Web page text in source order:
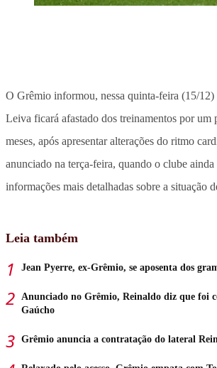
O Grêmio informou, nessa quinta-feira (15/
Leiva ficará afastado dos treinamentos por um
meses, após apresentar alterações do ritmo
anunciado na terça-feira, quando o clube ainda
informações mais detalhadas sobre a situação
Leia também
Jean Pyerre, ex-Grêmio, se aposenta dos
Anunciado no Grêmio, Reinaldo diz que foi
Gaúcho
Grêmio anuncia a contratação do lateral